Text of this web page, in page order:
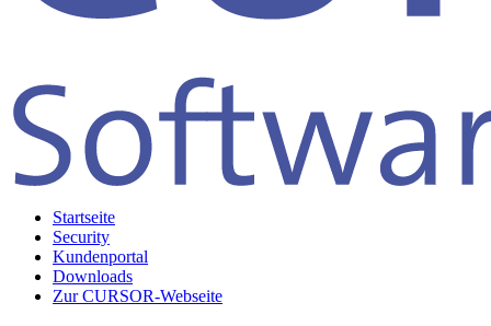
Startseite
Security
Kundenportal
Downloads
Zur CURSOR-Webseite